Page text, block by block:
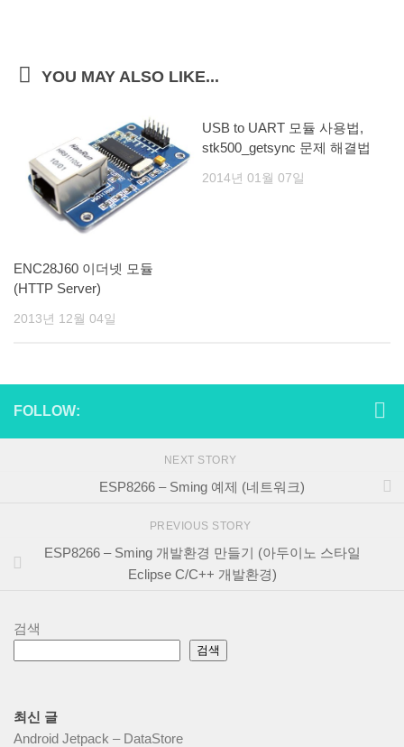
YOU MAY ALSO LIKE...
ENC28J60 이더넷 모듈
(HTTP Server)
2013년 12월 04일
USB to UART 모듈 사용법,
stk500_getsync 문제 해결법
2014년 01월 07일
FOLLOW:
NEXT STORY
ESP8266 – Sming 예제 (네트워크)
PREVIOUS STORY
ESP8266 – Sming 개발환경 만들기 (아두이노 스타일
Eclipse C/C++ 개발환경)
검색
검색
최신 글
Android Jetpack – DataStore